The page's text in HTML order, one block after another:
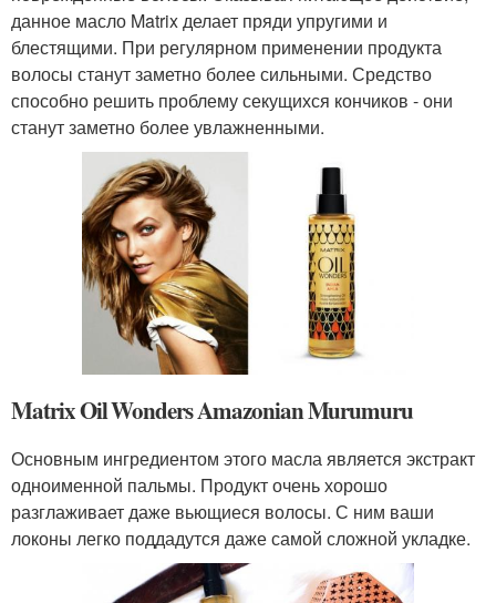
данное масло Matrix делает пряди упругими и
блестящими. При регулярном применении продукта
волосы станут заметно более сильными. Средство
способно решить проблему секущихся кончиков - они
станут заметно более увлажненными.
Matrix Oil Wonders Amazonian Murumuru
Основным ингредиентом этого масла является экстракт
одноименной пальмы. Продукт очень хорошо
разглаживает даже вьющиеся волосы. С ним ваши
локоны легко поддадутся даже самой сложной укладке.